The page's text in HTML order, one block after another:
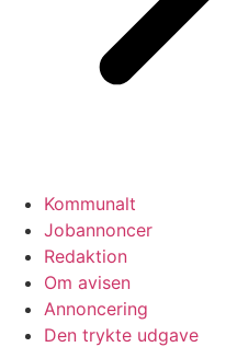
Kommunalt
Jobannoncer
Redaktion
Om avisen
Annoncering
Den trykte udgave